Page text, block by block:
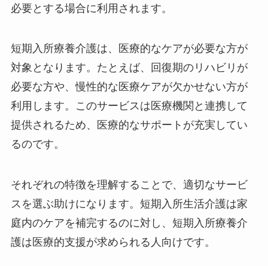
必要とする場合に利用されます。
短期入所療養介護は、医療的なケアが必要な方が
対象となります。たとえば、回復期のリハビリが
必要な方や、慢性的な医療ケアが欠かせない方が
利用します。このサービスは医療機関と連携して
提供されるため、医療的なサポートが充実してい
るのです。
それぞれの特徴を理解することで、適切なサービ
スを選ぶ助けになります。短期入所生活介護は家
庭内のケアを補完するのに対し、短期入所療養介
護は医療的支援が求められる人向けです。